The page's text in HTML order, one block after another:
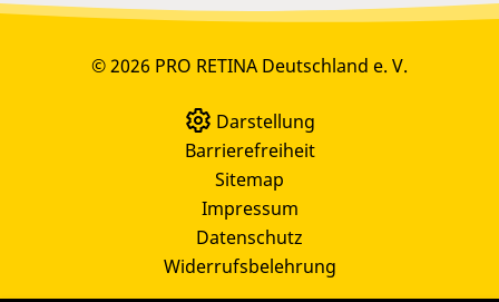
© 2026 PRO RETINA Deutschland e. V.
Darstellung
Barrierefreiheit
Sitemap
Impressum
Datenschutz
Widerrufsbelehrung